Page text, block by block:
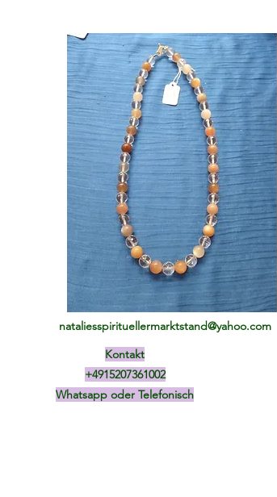
nataliesspirituellermarktstand@yahoo.com
Kontakt
+4915207361002
Whatsapp oder Telefonisch